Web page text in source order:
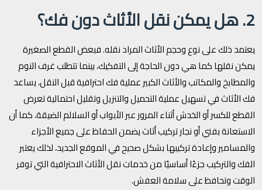
2. هل يمكن نقل الأثاث دون فك؟
يعتمد ذلك على نوع وحجم الأثاث المراد نقله. فبعض القطع الصغيرة
يمكن نقلها كما هي دون الحاجة إلى التفكيك، بينما تتطلب غرف النوم
والمطابخ والمكاتب والأثاث الكبير عملية فك احترافية قبل النقل، يساعد
فك الأثاث في تسهيل عملية التحميل والتنزيل وتقليل احتمالية تعرض
القطع للكسر أو الخدش أثناء المرور عبر الأبواب أو السلالم الضيقة، كما أن
الاستعانة بفني أو نجار تركيب أثاث يضمن الحفاظ على جميع الأجزاء
والمسامير وإعادة تركيبها بشكل صحيح في الموقع الجديد، لذلك يعتبر
الفك والتركيب جزءًا أساسيًا من خدمات نقل الأثاث الاحترافية التي توفر
الوقت وتحافظ على سلامة العفش.